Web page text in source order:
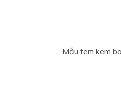
Mẫu tem kem